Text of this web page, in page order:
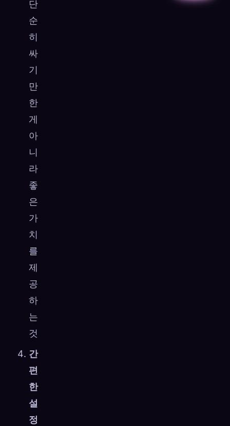
단
순
히
싸
기
만
한
게
아
니
라
좋
은
가
치
를
제
공
하
는
것
간
편
한
설
정